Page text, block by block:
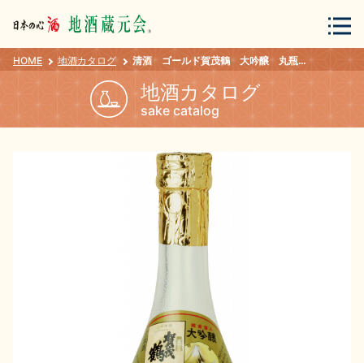
会員登録 ログイン
地酒カタログ
HOME 地酒カタログ 清酒 ゴールド賀茂鶴 大吟醸 丸瓶 １８０ｍｌ
地酒カタログ
sake catalog